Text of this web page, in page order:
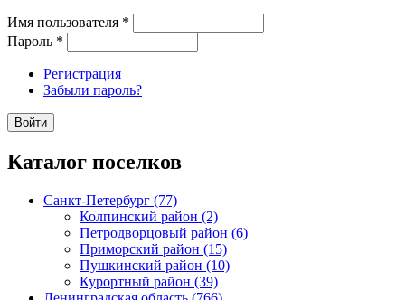
Имя пользователя *
Пароль *
Регистрация
Забыли пароль?
Каталог поселков
Санкт-Петербург (77)
Колпинский район (2)
Петродворцовый район (6)
Приморский район (15)
Пушкинский район (10)
Курортный район (39)